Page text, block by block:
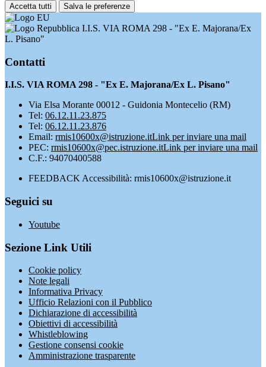
Accetta tutti Salva le preferenze
I.I.S. VIA ROMA 298 - "Ex E. Majorana/Ex
L. Pisano"
Contatti
I.I.S. VIA ROMA 298 - "Ex E. Majorana/Ex L. Pisano"
Via Elsa Morante 00012 - Guidonia Montecelio (RM)
Tel: 06.12.11.23.875
Tel: 06.12.11.23.876
Email: rmis10600x@istruzione.itLink per inviare una mail
PEC: rmis10600x@pec.istruzione.itLink per inviare una mail
C.F.: 94070400588
FEEDBACK Accessibilità: rmis10600x@istruzione.it
Seguici su
Youtube
Sezione Link Utili
Cookie policy
Note legali
Informativa Privacy
Ufficio Relazioni con il Pubblico
Dichiarazione di accessibilità
Obiettivi di accessibilità
Whistleblowing
Gestione consensi cookie
Amministrazione trasparente